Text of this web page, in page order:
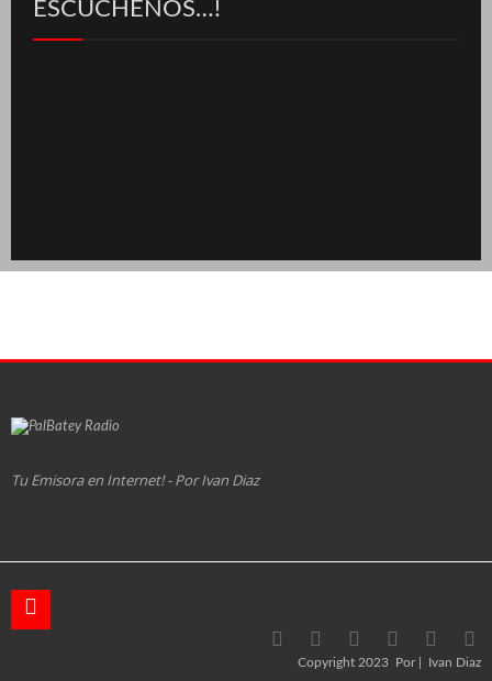
ESCÚCHENOS…!
Tu Emisora en Internet! - Por Ivan Diaz
Copyright 2023 Por Ivan Diaz